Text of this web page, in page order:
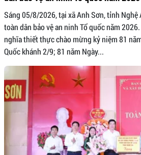
Sáng 05/8/2026, tại xã Anh Sơn, tỉnh Nghệ
toàn dân bảo vệ an ninh Tổ quốc năm
nghĩa thiết thực chào mừng kỷ niệm 81
Quốc khánh 2/9; 81 năm Ngày...